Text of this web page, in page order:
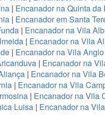
| Encanador na Quinta da
| Encanador em Santa
| Encanador na Vila
| Encanador na Vila
| Encanador na Vila
| Encanador na
| Encanador na Vila
| Encanador na Vila
| Encanador na Vila
Luisa | Encanador na